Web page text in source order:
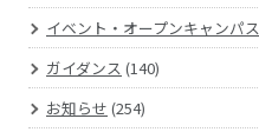
イベント・オープンキャンパス
ガイダンス (140)
お知らせ (254)